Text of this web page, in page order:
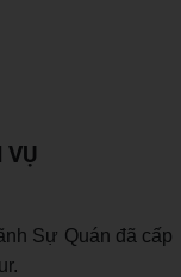
VỤ
Sự Quán đã cấp